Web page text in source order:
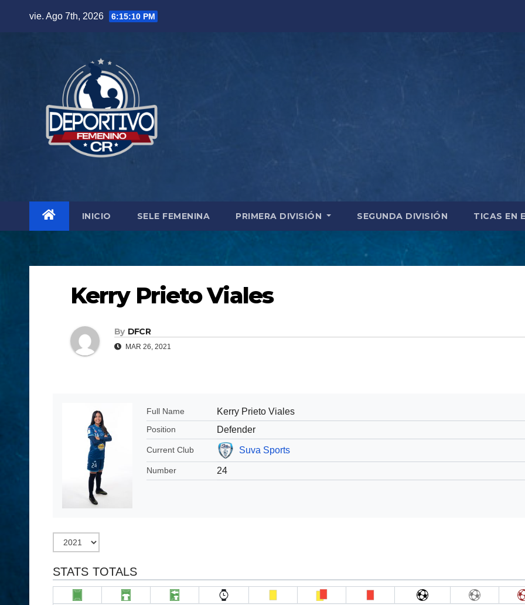
vie. Ago 7th, 2026 6:15:11 PM
INICIO SELE FEMENINA PRIMERA DIVISIÓN SEGUNDA DIVISIÓN TICAS EN
Kerry Prieto Viales
By DFCR
MAR 26, 2021
Full Name Kerry Prieto Viales
Position Defender
Current Club Suva Sports
Number 24
STATS TOTALS